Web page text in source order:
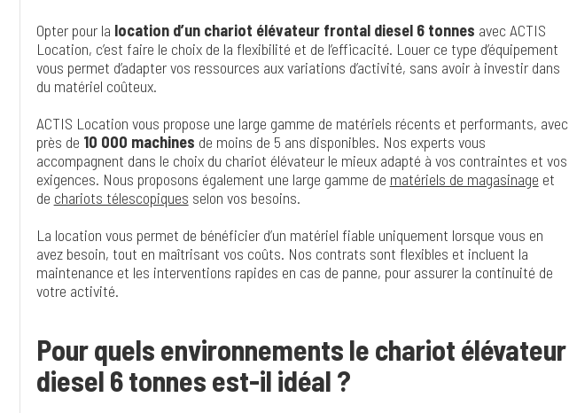
Opter pour la location d’un chariot élévateur frontal diesel 6 tonnes avec ACTIS
Location, c’est faire le choix de la flexibilité et de l’efficacité. Louer ce type d’équipement
vous permet d’adapter vos ressources aux variations d’activité, sans avoir à investir dans
du matériel coûteux.
ACTIS Location vous propose une large gamme de matériels récents et performants, avec
près de 10 000 machines de moins de 5 ans disponibles. Nos experts vous
accompagnent dans le choix du chariot élévateur le mieux adapté à vos contraintes et vos
exigences. Nous proposons également une large gamme de matériels de magasinage et
de chariots télescopiques selon vos besoins.
La location vous permet de bénéficier d’un matériel fiable uniquement lorsque vous en
avez besoin, tout en maîtrisant vos coûts. Nos contrats sont flexibles et incluent la
maintenance et les interventions rapides en cas de panne, pour assurer la continuité de
votre activité.
Pour quels environnements le chariot élévateur
diesel 6 tonnes est-il idéal ?